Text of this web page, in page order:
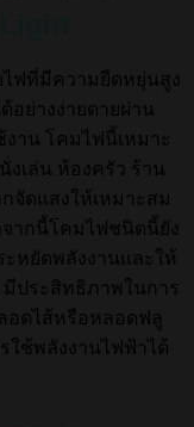
ไฟที่มีความยืดหยุ่นสูง
อย่างง่ายดายผ่าน
าน โคมไฟนี้เหมาะ
งเล่น ห้องครัว ร้าน
จัดแสงให้เหมาะสม
ากนี้โคมไฟชนิดนี้ยัง
หยัดพลังงานและให้
ประสิทธิภาพในการ
อดไส้หรือหลอดฟลู
ใช้พลังงานไฟฟ้าได้